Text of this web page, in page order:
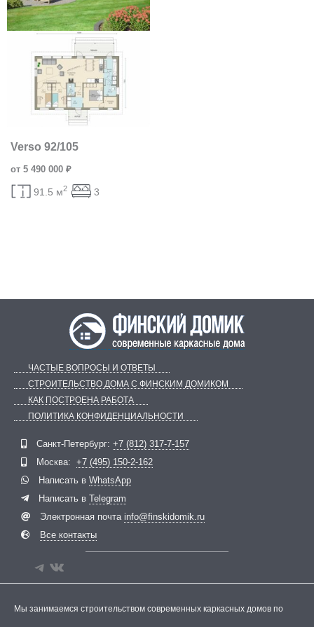
Verso 92/105
от 5 490 000 ₽
91.5 м2 3
ЧАСТЫЕ ВОПРОСЫ И ОТВЕТЫ
СТРОИТЕЛЬСТВО ДОМА С ФИНСКИМ ДОМИКОМ
КАК ПОСТРОЕНА РАБОТА
ПОЛИТИКА КОНФИДЕНЦИАЛЬНОСТИ
Санкт-Петербург: +7 (812) 317-7-157
Москва: +7 (495) 150-2-162
Написать в WhatsApp
Написать в Telegram
Электронная почта info@finskidomik.ru
Все контакты
Мы занимаемся строительством современных каркасных домов по